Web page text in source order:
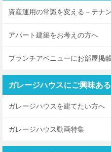
資産運用の常識を変える－テナ
アパート建築をお考えの方へ
ブランチアベニューにお部屋掲
ガレージハウスにご興味あ
ガレージハウスを建てたい方へ
ガレージハウス動画特集